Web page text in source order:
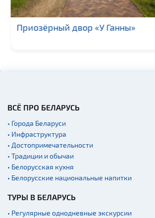
Гражданская
архитектура
Церкви
Военная история
Мастер-классы
Квесты
Новости
Спортинг-клубы и тиры
Ратуши
Родовые усадьбы
Садово-парковая
Рестобар «Rozmarin»
ВСЁ ПРО БЕЛАРУСЬ
• Города Беларуси
• Инфраструктура
• Достопримечательности
• Традиции и обычаи
• Белорусская кухня
• Белорусские национальные напитки
ТУРЫ В БЕЛАРУСЬ
• Регулярные однодневные экскурсии